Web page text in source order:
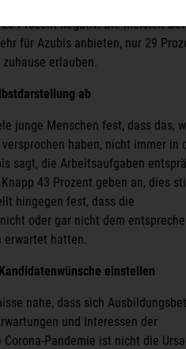
Prozent negativ. Die meisten
für Azubis anbieten, nur 29
erlauben.
ab
junge Menschen fest, dass das,
haben, nicht immer in
sagt, die Arbeitsaufgaben
43 Prozent geben an, dies
hingegen fest, dass die
oder gar nicht dem
hatten.
einstellen
nahe, dass sich
und Interessen der
Pandemie ist nicht die